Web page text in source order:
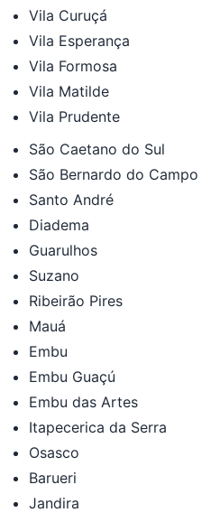
Vila Curuçá
Vila Esperança
Vila Formosa
Vila Matilde
Vila Prudente
São Caetano do Sul
São Bernardo do Campo
Santo André
Diadema
Guarulhos
Suzano
Ribeirão Pires
Mauá
Embu
Embu Guaçú
Embu das Artes
Itapecerica da Serra
Osasco
Barueri
Jandira